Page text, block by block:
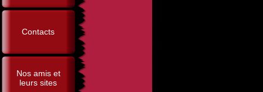
Contacts
Nos amis et
leurs sites